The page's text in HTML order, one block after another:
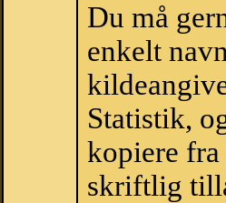
Du må
enkelt
Statistik,
kopiere fra
skriftlig